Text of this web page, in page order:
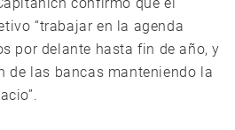
“trabajar en la agenda
por delante hasta fin de año, y
de las bancas manteniendo la